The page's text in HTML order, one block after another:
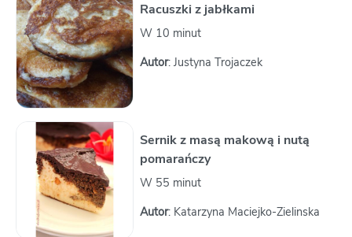
Racuszki z jabłkami
W 10 minut
Autor: Justyna Trojaczek
Sernik z masą makową i nutą
pomarańczy
W 55 minut
Autor: Katarzyna Maciejko-Zielinska